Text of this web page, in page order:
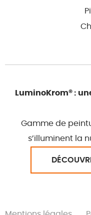
LuminoKrom® :
Gamme de
s’illuminent la